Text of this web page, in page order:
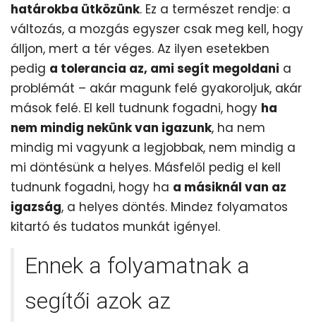
határokba ütközünk. Ez a természet rendje: a
változás, a mozgás egyszer csak meg kell, hogy
álljon, mert a tér véges. Az ilyen esetekben
pedig a tolerancia az, ami segít megoldani a
problémát – akár magunk felé gyakoroljuk, akár
mások felé. El kell tudnunk fogadni, hogy ha
nem mindig nekünk van igazunk, ha nem
mindig mi vagyunk a legjobbak, nem mindig a
mi döntésünk a helyes. Másfelől pedig el kell
tudnunk fogadni, hogy ha a másiknál van az
igazság, a helyes döntés. Mindez folyamatos
kitartó és tudatos munkát igényel.
Ennek a folyamatnak a
segítői azok az